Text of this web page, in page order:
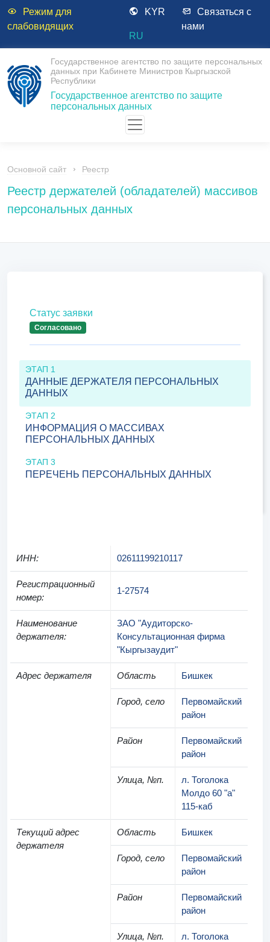
Режим для
слабовидящих
KYR
RU
Связаться с
нами
Государственное агентство по защите персональных
данных при Кабинете Министров Кыргызской
Республики
Государственное агентство по защите
персональных данных
Основной сайт Реестр
Реестр держателей (обладателей) массивов
персональных данных
Статус заявки
Согласовано
ЭТАП 1
ДАННЫЕ ДЕРЖАТЕЛЯ ПЕРСОНАЛЬНЫХ
ДАННЫХ
ЭТАП 2
ИНФОРМАЦИЯ О МАССИВАХ
ПЕРСОНАЛЬНЫХ ДАННЫХ
ЭТАП 3
ПЕРЕЧЕНЬ ПЕРСОНАЛЬНЫХ ДАННЫХ
ИНН: 02611199210117
Регистрационный
номер:
1-27574
Наименование
держателя:
ЗАО "Аудиторско-
Консультационная фирма
"Кыргызаудит"
Адрес держателя Область Бишкек
Город, село
Первомайский
район
Район
Первомайский
район
Улица, №п.
л. Тоголока
Молдо 60 "а"
115-каб
Текущий адрес
держателя
Область Бишкек
Город, село
Первомайский
район
Район
Первомайский
район
Улица, №п.
л. Тоголока